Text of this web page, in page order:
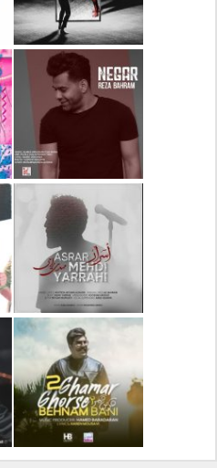
دانلود آلبوم جدید سیروان
خسروی بنام مونولوگ
دانلود آهنگ جدید رضا
بهرام بنام نگار
دانلود آهنگ جدید مهدی
یراحی بنام اسرار